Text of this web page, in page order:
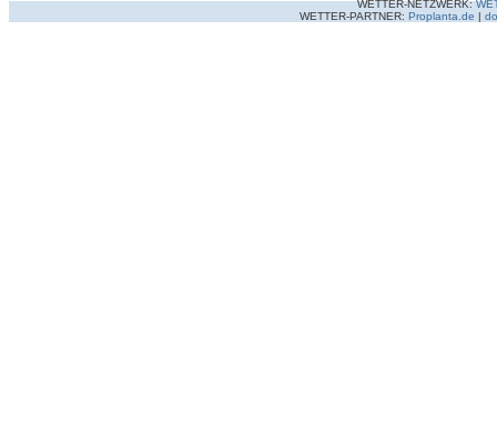
WETTER-NETZWERK:
WETTER-PARTNER: Proplanta.de |